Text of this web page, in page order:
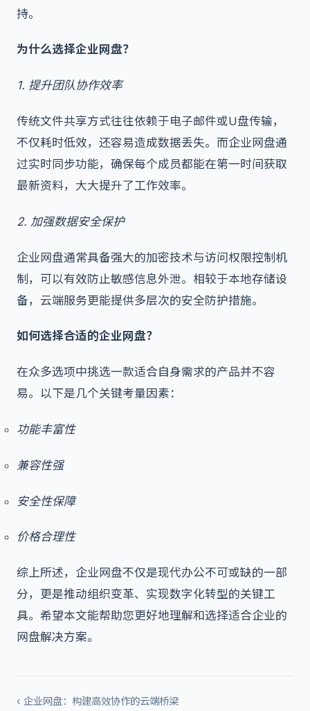
持。
为什么选择企业网盘？
1. 提升团队协作效率
传统文件共享方式往往依赖于电子邮件或U盘传输，
不仅耗时低效，还容易造成数据丢失。而企业网盘通
过实时同步功能，确保每个成员都能在第一时间获取
最新资料，大大提升了工作效率。
2. 加强数据安全保护
企业网盘通常具备强大的加密技术与访问权限控制机
制，可以有效防止敏感信息外泄。相较于本地存储设
备，云端服务更能提供多层次的安全防护措施。
如何选择合适的企业网盘？
在众多选项中挑选一款适合自身需求的产品并不容
易。以下是几个关键考量因素：
功能丰富性
兼容性强
安全性保障
价格合理性
综上所述，企业网盘不仅是现代办公不可或缺的一部
分，更是推动组织变革、实现数字化转型的关键工
具。希望本文能帮助您更好地理解和选择适合企业的
网盘解决方案。
‹ 企业网盘：构建高效协作的云端桥梁